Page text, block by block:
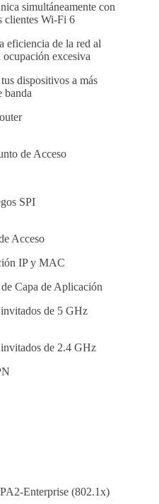
simultáneamente con
clientes Wi-Fi 6
eficiencia de la red al
excesiva
dispositivos a más
banda
de Acceso
SPI
Acceso
IP y MAC
de Capa de Aplicación
de 5 GHz
de 2.4 GHz
Enterprise (802.1x)